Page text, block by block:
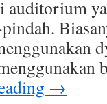
auditorium
→